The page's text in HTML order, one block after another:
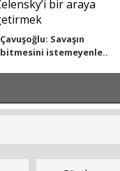
Çavuşoğlu: Savaşın
bitmesini istemeyenle..